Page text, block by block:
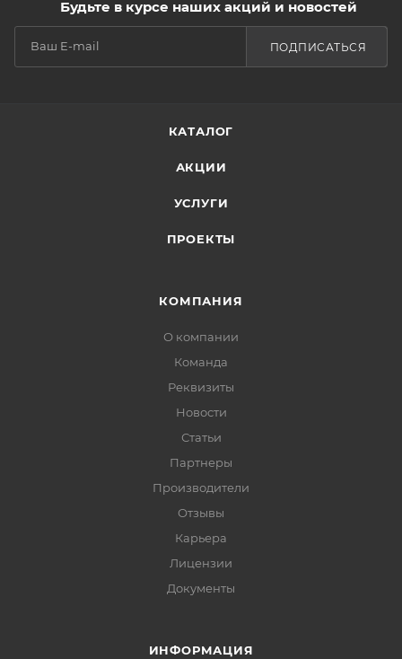
Будьте в курсе наших акций и новостей
ПОДПИСАТЬСЯ
КАТАЛОГ
АКЦИИ
УСЛУГИ
ПРОЕКТЫ
КОМПАНИЯ
О компании
Команда
Реквизиты
Новости
Статьи
Партнеры
Производители
Отзывы
Карьера
Лицензии
Документы
ИНФОРМАЦИЯ